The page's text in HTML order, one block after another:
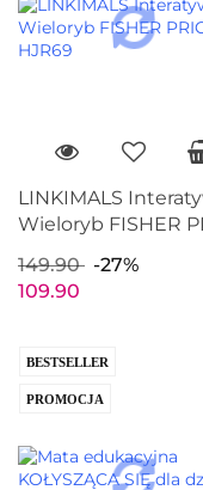
LINKIMALS
Wieloryb FISHER
149.90
-27%
109.90
BESTSELLER
PROMOCJA